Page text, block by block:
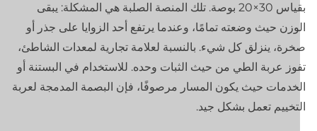
بقياس 30×20 بوصة. تلك المنصة الصلبة هي المشكلة: يبقى
حيث وضعته تمامًا، وعندما يرتفع أحد الزوايا على جذر أو
ينزلق كل شيء. بالنسبة لعلامة تجارية لمعدات الشاطئ،
عربة الطي من حيث الثبات وحده. للاستخدام في البستنة أو
حيث يكون المسار مرصوفًا، فإن البصمة المدمجة لعربة
تعمل بشكل جيد.